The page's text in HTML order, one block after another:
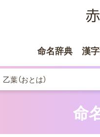
命名辞典 漢
乙葉（おとは）
命